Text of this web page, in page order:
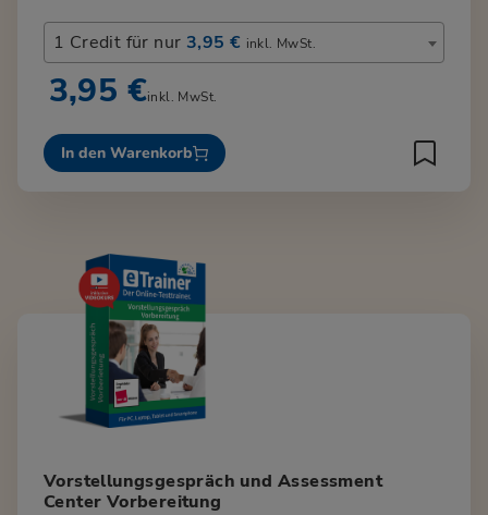
1 Credit für nur 3,95 € inkl. MwSt.
3,95 €inkl. MwSt.
In den Warenkorb
Vorstellungsgespräch und Assessment
Center Vorbereitung